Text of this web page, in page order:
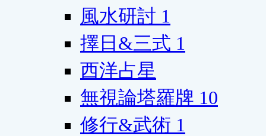
風水研討 1
擇日&三式 1
西洋占星
無視論塔羅牌 10
修行&武術 1